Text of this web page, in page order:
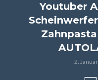
Youtuber
2.